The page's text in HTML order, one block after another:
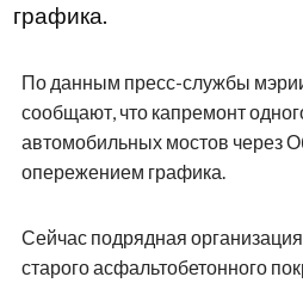
графика.
По данным пресс-службы
сообщают, что капремонт
автомобильных мостов через
опережением графика.
Сейчас подрядная
старого асфальтобетонного